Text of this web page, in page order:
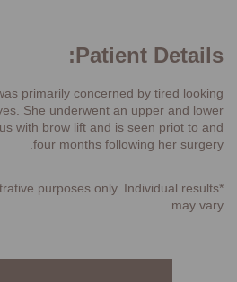
Patient Details:
primarily concerned by tired looking
She underwent an upper and lower
with brow lift and is seen priot to and
four months following her surgery.
purposes only. Individual results
may vary.